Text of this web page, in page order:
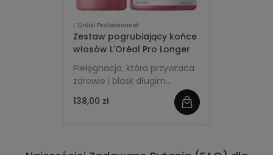
L'Oréal Professionnel
Zestaw pogrubiający końce
włosów L'Oréal Pro Longer
Pielęgnacja, która przywraca
zdrowie i blask długim
włosom. Składający się z
szamponu i maski, zestaw
138,00 zł
zobacz
więcej